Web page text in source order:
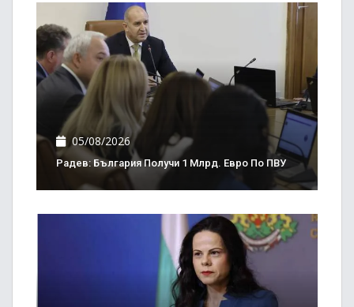
05/08/2026
Радев: България Получи 1 Млрд. Евро По ПВУ